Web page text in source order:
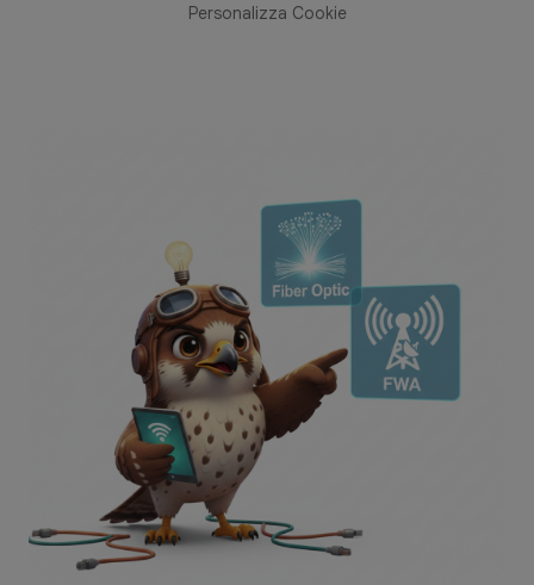
Personalizza Cookie